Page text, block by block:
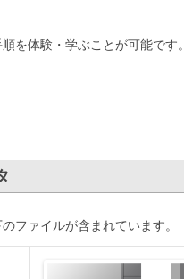
を体験・学ぶことが可能です。
ファイルが含まれています。